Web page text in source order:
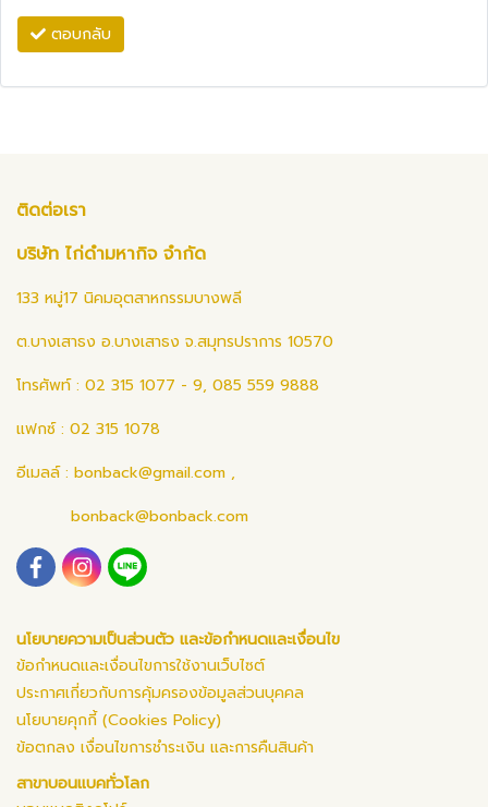
ตอบกลับ
ติดต่อเรา
บริษัท ไก่ดำมหากิจ จำกัด
133 หมู่17 นิคมอุตสาหกรรมบางพลี
ต.บางเสาธง อ.บางเสาธง จ.สมุทรปราการ 10570
โทรศัพท์ : 02 315 1077 - 9, 085 559 9888
แฟกซ์ : 02 315 1078
อีเมลล์ : bonback@gmail.com ,
bonback@bonback.com
นโยบายความเป็นส่วนตัว และข้อกำหนดและเงื่อนไข
ข้อกำหนดและเงื่อนไขการใช้งานเว็บไซต์
ประกาศเกี่ยวกับการคุ้มครองข้อมูลส่วนบุคคล
นโยบายคุกกี้ (Cookies Policy)
ข้อตกลง เงื่อนไขการชำระเงิน และการคืนสินค้า
สาขาบอนแบคทั่วโลก